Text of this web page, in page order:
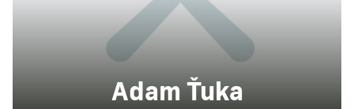
Adam Ťuka